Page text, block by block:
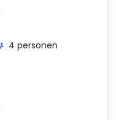
4 personen